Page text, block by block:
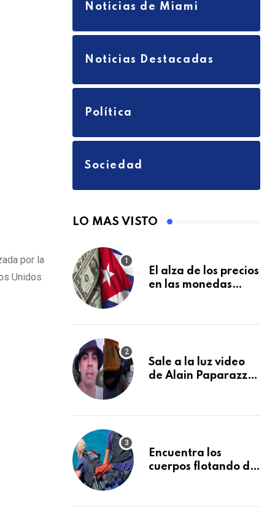
por la
Unidos
Noticias de Miami
Noticias Destacadas
Política
Sociedad
LO MAS VISTO
El alza de los precios
en las monedas
en Cuba se vuelve a
Sale a la luz video
de Alain Paparazzi
familia
Encuentra los
cuerpos flotando de
mar cerca de los